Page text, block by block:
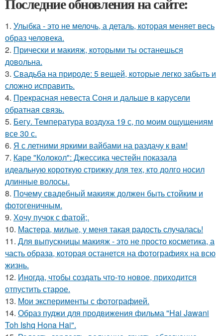
1. Улыбка - это не мелочь, а деталь, которая меняет весь
образ человека.
2. Прически и макияж, которыми ты останешься
довольна.
3. Свадьба на природе: 5 вещей, которые легко забыть и
сложно исправить.
4. Прекрасная невеста Соня и дальше в карусели
обратная связь.
5. Бегу. Температура воздуха 19 с, по моим ощущениям
все 30 с.
6. Я с летними яркими вайбами на раздачу к вам!
7. Каре "Колокол": Джессика честейн показала
идеальную короткую стрижку для тех, кто долго носил
длинные волосы.
8. Почему свадебный макияж должен быть стойким и
фотогеничным.
9. Хочу пучок с фатой;.
10. Мастера, милые, у меня такая радость случалась!
11. Для выпускницы макияж - это не просто косметика, а
часть образа, которая останется на фотографиях на всю
жизнь.
12. Иногда, чтобы создать что-то новое, приходится
отпустить старое.
13. Мои эксперименты с фотографией.
14. Образ пуджи для продвижения фильма "Hai Jawani
Toh Ishq Hona Hai".